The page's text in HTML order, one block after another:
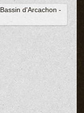
d'Arcachon -